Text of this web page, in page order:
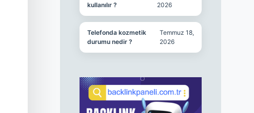
kullanılır ?
2026
Telefonda kozmetik
durumu nedir ?
Temmuz 18,
2026